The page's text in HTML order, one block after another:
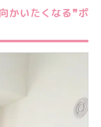
かいたくなる❞ポ